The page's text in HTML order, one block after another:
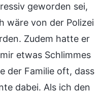
geworden sei,
wäre von der Polizei
Zudem hatte er
etwas Schlimmes
der Familie oft, dass
dabei. Als ich den